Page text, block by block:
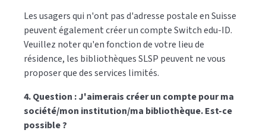
Les usagers qui n'ont pas d'adresse postale en Suisse
peuvent également créer un compte Switch edu-ID.
Veuillez noter qu'en fonction de votre lieu de
résidence, les bibliothèques SLSP peuvent ne vous
proposer que des services limités.
4. Question : J'aimerais créer un compte pour ma
société/mon institution/ma bibliothèque. Est-ce
possible ?